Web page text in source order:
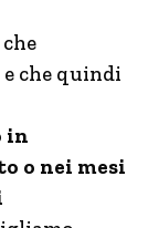
e che quindi
in
o nei mesi